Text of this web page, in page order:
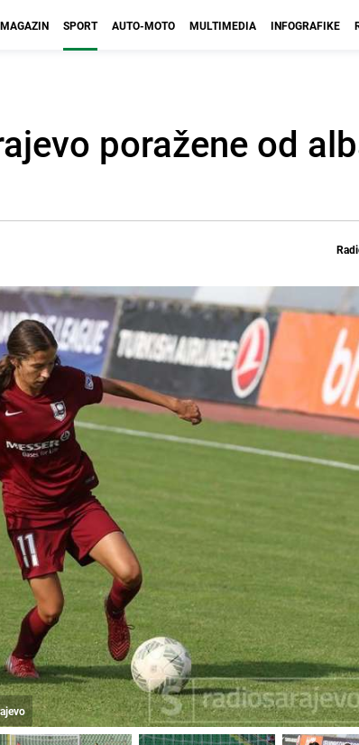
MAGAZIN SPORT AUTO-MOTO MULTIMEDIA INFOGRAFIKE
poražene od